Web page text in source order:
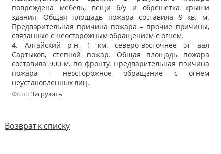
повреждена мебель, вещи б/у и обрешетка крыши
здания. Общая площадь пожара составила 9 кв. м.
Предварительная причина пожара – прочие причины,
связанные с неосторожным обращением с огнем.
4. Алтайский р-н, 1 км. северо-восточнее от аал
Сартыков, степной пожар. Общая площадь пожара
составила 900 м. по фронту. Предварительная причина
пожара - неосторожное обращение с огнем
неустановленных лиц.
Фото:Загрузить
Возврат к списку